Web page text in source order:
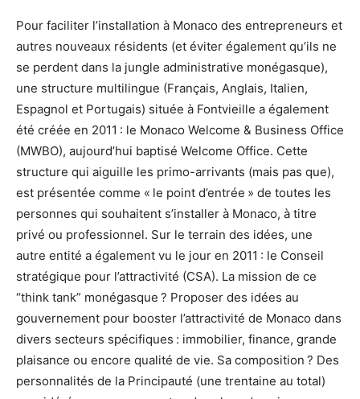
Pour faciliter l’installation à Monaco des entrepreneurs et
autres nouveaux résidents (et éviter également qu’ils ne
se perdent dans la jungle administrative monégasque),
une structure multilingue (Français, Anglais, Italien,
Espagnol et Portugais) située à Fontvieille a également
été créée en 2011 : le Monaco Welcome & Business Office
(MWBO), aujourd’hui baptisé Welcome Office. Cette
structure qui aiguille les primo-arrivants (mais pas que),
est présentée comme « le point d’entrée » de toutes les
personnes qui souhaitent s’installer à Monaco, à titre
privé ou professionnel. Sur le terrain des idées, une
autre entité a également vu le jour en 2011 : le Conseil
stratégique pour l’attractivité (CSA). La mission de ce
“think tank” monégasque ? Proposer des idées au
gouvernement pour booster l’attractivité de Monaco dans
divers secteurs spécifiques : immobilier, finance, grande
plaisance ou encore qualité de vie. Sa composition ? Des
personnalités de la Principauté (une trentaine au total)